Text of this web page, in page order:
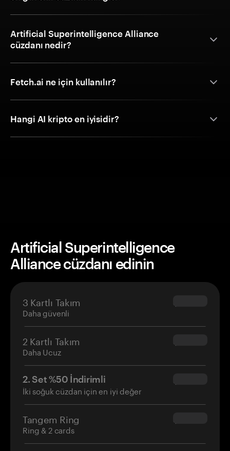
Artificial Superintelligence Alliance
cüzdanı nedir?
Fetch.ai ne için kullanılır?
Hangi AI kripto en iyisidir?
Artificial Superintelligence
Alliance cüzdanı edinin
3 Kartlı Takım
Daha güvenli
$69.90
2 Kartlı Takım
Daha Ucuz
$54.90
2. Set %50 İndirimli
İki soğuk cüzdan için en iyi değer
$34.95
Tangem Ring
Ring & 2 cards
$160.00